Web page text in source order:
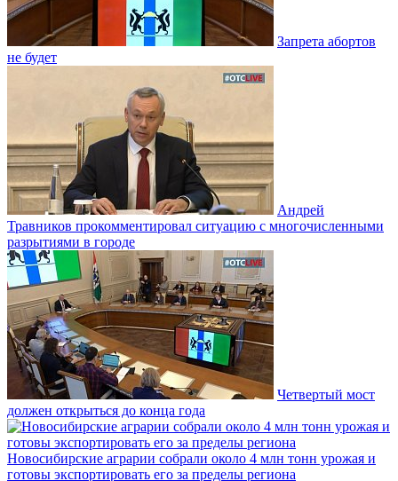
Запрета абортов
не будет
Андрей
Травников прокомментировал ситуацию с многочисленными
разрытиями в городе
Четвертый мост
должен открыться до конца года
Новосибирские аграрии собрали около 4 млн тонн урожая и
готовы экспортировать его за пределы региона